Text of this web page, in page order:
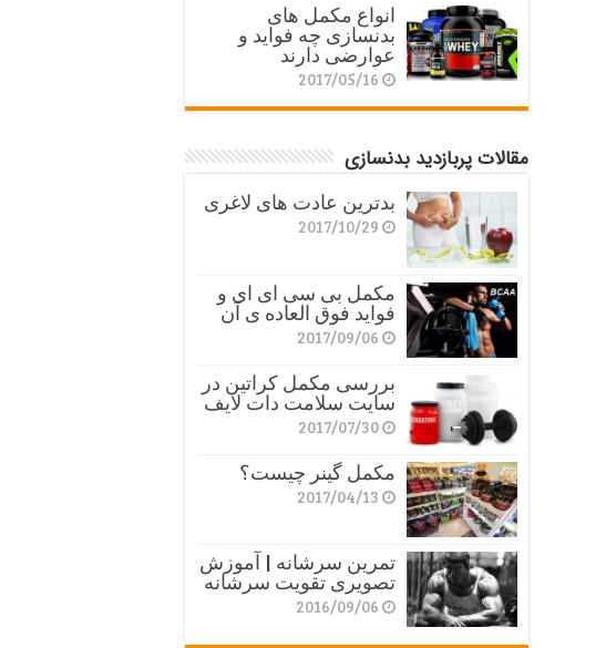
انواع مکمل های
بدنسازی چه فواید و
عوارضی دارند
2017/05/16
مقالات پربازدید بدنسازی
بدترین عادت های لاغری
2017/10/29
مکمل بی سی ای ای و
فواید فوق العاده ی آن
2017/09/06
بررسی مکمل کراتین در
سایت سلامت دات لایف
2017/07/30
مکمل گینر چیست؟
2017/04/13
تمرین سرشانه | آموزش
تصویری تقویت سرشانه
2016/09/06